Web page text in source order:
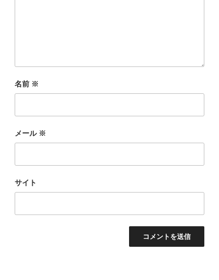
名前 ※
メール ※
サイト